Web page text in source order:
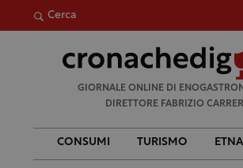
Cerca
per:
GIORNALE ONLINE DI
DIRETTORE FABRIZIO
CONSUMI TURISMO ETNA